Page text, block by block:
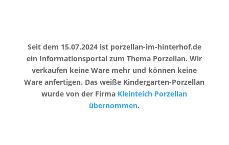
Seit dem 15.07.2024 ist porzellan-im-hinterhof.de
ein Informationsportal zum Thema Porzellan. Wir
verkaufen keine Ware mehr und können keine
Ware anfertigen. Das weiße Kindergarten-Porzellan
wurde von der Firma Kleinteich Porzellan
übernommen.